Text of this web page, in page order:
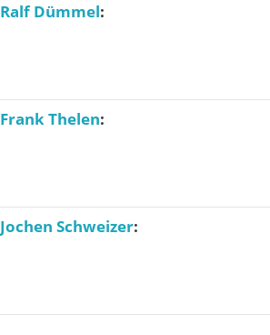
Ralf Dümmel:
Frank Thelen:
Jochen Schweizer: